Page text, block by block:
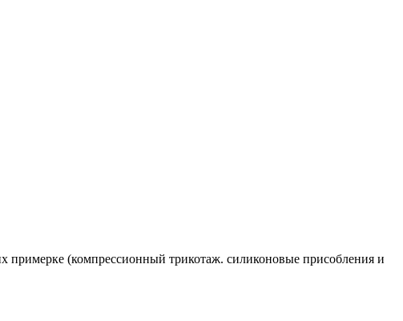
примерке (компрессионный трикотаж. силиконовые присобления и